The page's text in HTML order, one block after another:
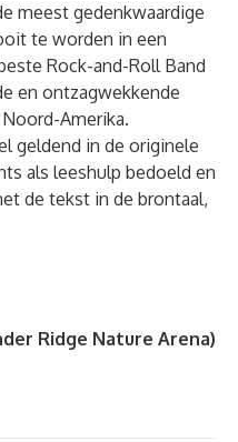
meest gedenkwaardige
te worden in een
Rock-and-Roll Band
en ontzagwekkende
Amerika.
geldend in de originele
als leeshulp bedoeld en
de tekst in de brontaal,
Ridge Nature Arena)